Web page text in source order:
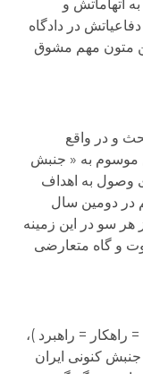
اتهاماتش و
در دادگاه
متون مهم مشوق
و در واقع
موسوم به « جنبش
وصول به اهداف
در دومین سال
سو در این زمینه
و گاه متعارضی
= راهبرد )،
کنونی ایران